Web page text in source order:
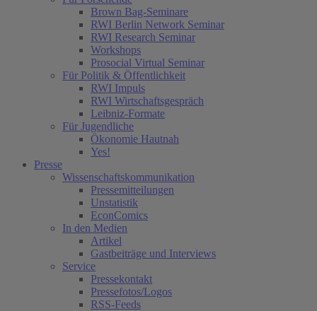
Brown Bag-Seminare
RWI Berlin Network Seminar
RWI Research Seminar
Workshops
Prosocial Virtual Seminar
Für Politik & Öffentlichkeit
RWI Impuls
RWI Wirtschaftsgespräch
Leibniz-Formate
Für Jugendliche
Ökonomie Hautnah
Yes!
Presse
Wissenschaftskommunikation
Pressemitteilungen
Unstatistik
EconComics
In den Medien
Artikel
Gastbeiträge und Interviews
Service
Pressekontakt
Pressefotos/Logos
RSS-Feeds